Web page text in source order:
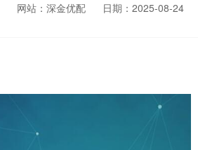
网站：深金优配
日期：2025-08-24